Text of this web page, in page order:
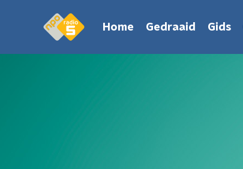
Home Gedraaid Gids